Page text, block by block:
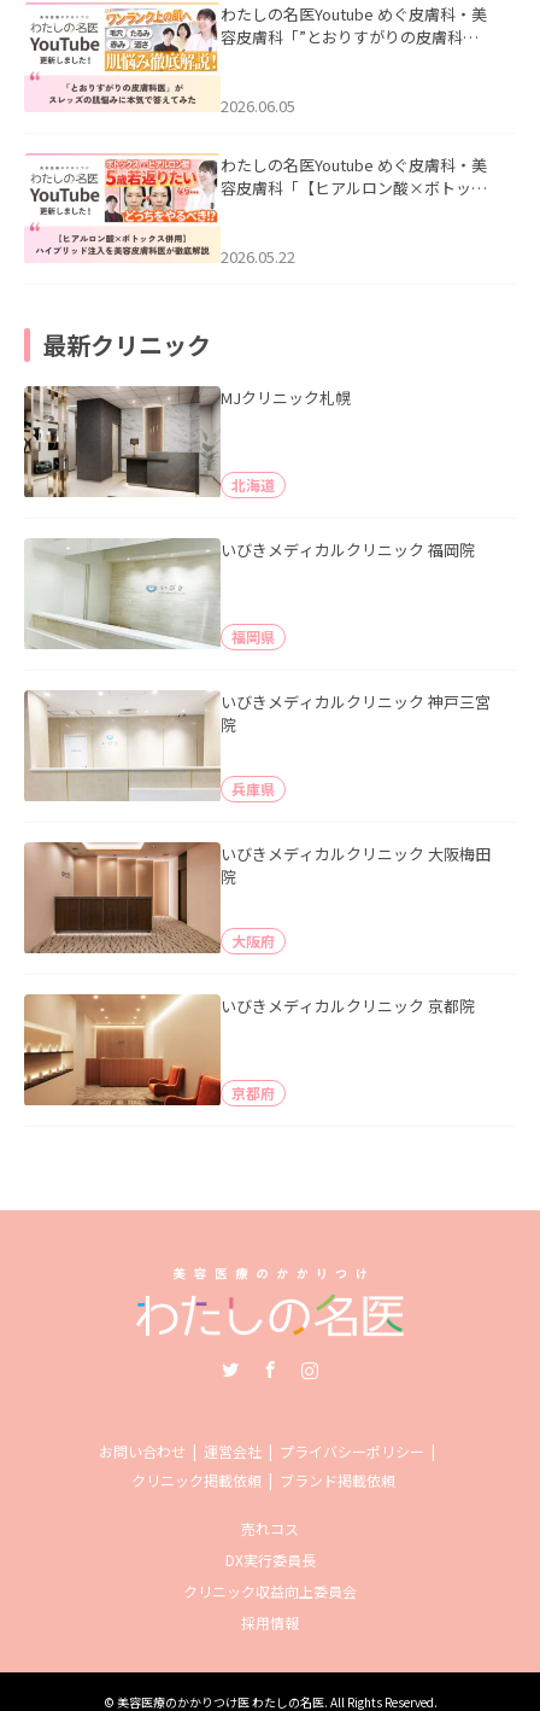
わたしの名医Youtube めぐ皮膚科・美
容皮膚科「”とおりすがりの皮膚科
2026.06.05
わたしの名医Youtube めぐ皮膚科・美
容皮膚科「【ヒアルロン酸×ボトック
た。
2026.05.22
最新クリニック
MJクリニック札幌
北海道
いびきメディカルクリニック 福岡院
福岡県
いびきメディカルクリニック 神戸三宮
院
兵庫県
いびきメディカルクリニック 大阪梅田
院
大阪府
いびきメディカルクリニック 京都院
京都府
お問い合わせ 運営会社
プライバシーポリシー
クリニック掲載依頼
ブランド掲載依頼
売れコス
DX実行委員長
クリニック収益向上委員会
採用情報
© 美容医療のかかりつけ医 わたしの名医. All Rights Reserved.